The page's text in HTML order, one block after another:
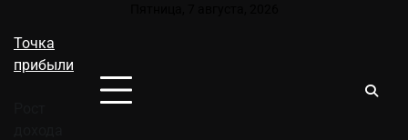
содержимому
Точка
прибыли